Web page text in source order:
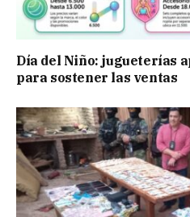
Día del Niño: jugueterías
para sostener las ventas